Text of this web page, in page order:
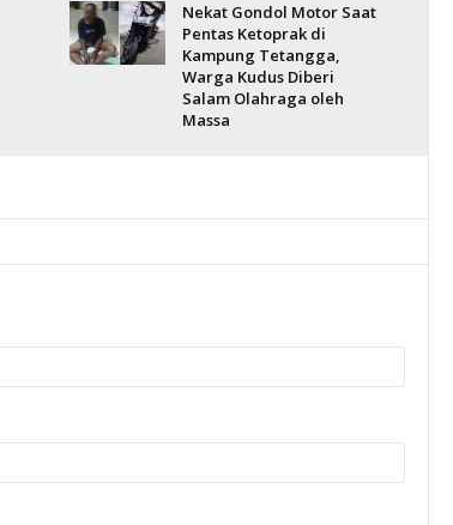
Nekat Gondol Motor Saat
Pentas Ketoprak di
Kampung Tetangga,
Warga Kudus Diberi
Salam Olahraga oleh
Massa